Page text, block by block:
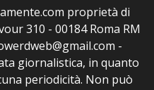
proprietà di
310 - 00184 Roma RM
-
giornalistica, in quanto
periodicità. Non può